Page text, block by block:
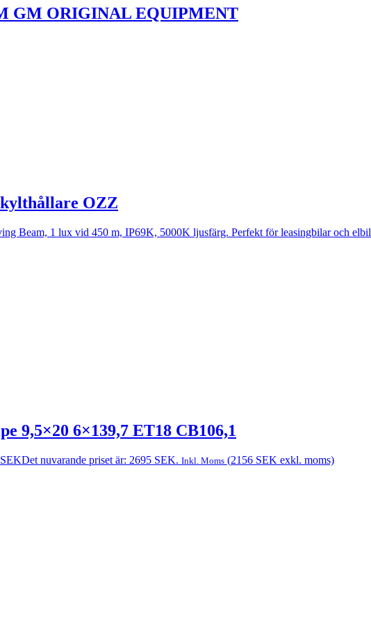
GM ORIGINAL EQUIPMENT
OZZ
Beam, 1 lux vid 450 m, IP69K, 5000K ljusfärg. Perfekt för leasingbilar och
9,5×20 6×139,7 ET18 CB106,1
SEKDet nuvarande priset är: 2695 SEK. Inkl. Moms (2156 SEK exkl. moms)